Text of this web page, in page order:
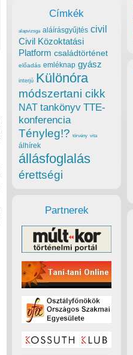
Címkék
alapvizsga aláírásgyűjtés civil
Civil Közoktatási
Platform családtörténet
előadás emléknap gyász
interjú Különóra
módszertani cikk
NAT tankönyv TTE-
konferencia
Tényleg!? törvény vita
álhírek
állásfoglalás
érettségi
Partnerek